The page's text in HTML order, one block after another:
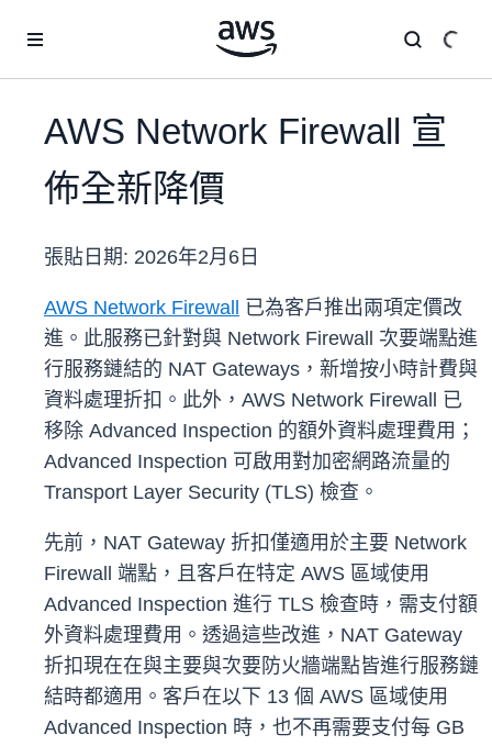
AWS Network Firewall 宣
佈全新降價
張貼日期: 2026年2月6日
AWS Network Firewall
已為客戶推出兩項定價改
進。此服務已針對與 Network Firewall 次要端點進
行服務鏈結的 NAT Gateways，新增按小時計費與
資料處理折扣。此外，AWS Network Firewall 已
移除 Advanced Inspection 的額外資料處理費用；
Advanced Inspection 可啟用對加密網路流量的
Transport Layer Security (TLS) 檢查。
先前，NAT Gateway 折扣僅適用於主要 Network
Firewall 端點，且客戶在特定 AWS 區域使用
Advanced Inspection 進行 TLS 檢查時，需支付額
外資料處理費用。透過這些改進，NAT Gateway
折扣現在在與主要與次要防火牆端點皆進行服務鏈
結時都適用。客戶在以下 13 個 AWS 區域使用
Advanced Inspection 時，也不再需要支付每 GB